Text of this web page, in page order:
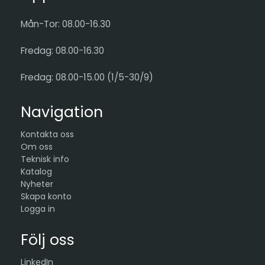
Mån-Tor: 08.00-16.30
Fredag: 08.00-16.30
Fredag: 08.00-15.00 (1/5-30/9)
Navigation
Kontakta oss
Om oss
Teknisk info
Katalog
Nyheter
Skapa konto
Logga in
Följ oss
LinkedIn